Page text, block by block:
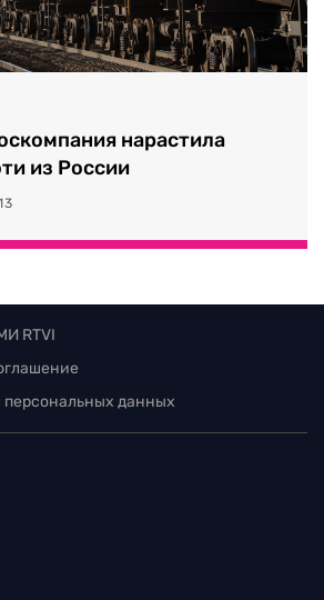
нарастила
из России
RTVI
персональных данных